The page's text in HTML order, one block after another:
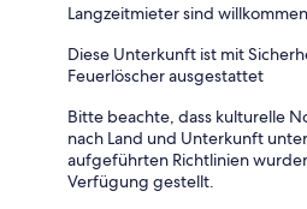
Langzeitmieter sind
Diese Unterkunft ist mit
Feuerlöscher ausgestattet
Bitte beachte, dass kulturelle
nach Land und Unterkunft
aufgeführten Richtlinien
Verfügung gestellt.